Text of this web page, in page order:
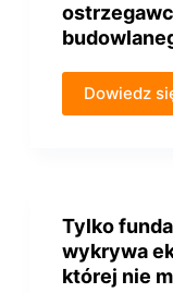
Dowiedz
Tylko
wykrywa
której nie